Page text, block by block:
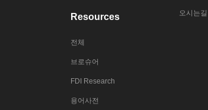
Resources
전체
브로슈어
FDI Research
용어사전
오시는길